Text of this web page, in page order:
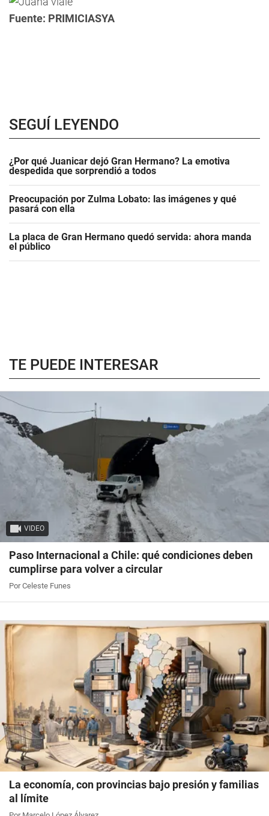
Fuente: PRIMICIASYA
SEGUÍ LEYENDO
¿Por qué Juanicar dejó Gran Hermano? La emotiva
despedida que sorprendió a todos
Preocupación por Zulma Lobato: las imágenes y qué
pasará con ella
La placa de Gran Hermano quedó servida: ahora manda
el público
TE PUEDE INTERESAR
VIDEO
Paso Internacional a Chile: qué condiciones deben
cumplirse para volver a circular
Por Celeste Funes
La economía, con provincias bajo presión y familias
al límite